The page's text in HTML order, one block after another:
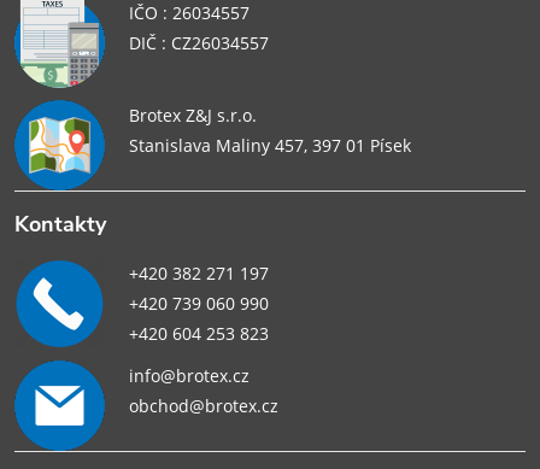
IČO : 26034557
DIČ : CZ26034557
Brotex Z&J s.r.o.
Stanislava Maliny 457, 397 01 Písek
Kontakty
+420 382 271 197
+420 739 060 990
+420 604 253 823
info@brotex.cz
obchod@brotex.cz